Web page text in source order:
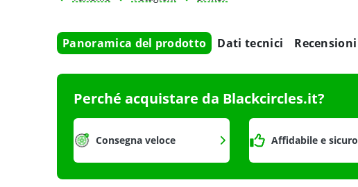
Panoramica del prodotto Dati tecnici Recensioni
Perché acquistare da Blackcircles.it?
Consegna veloce Affidabile e sicuro